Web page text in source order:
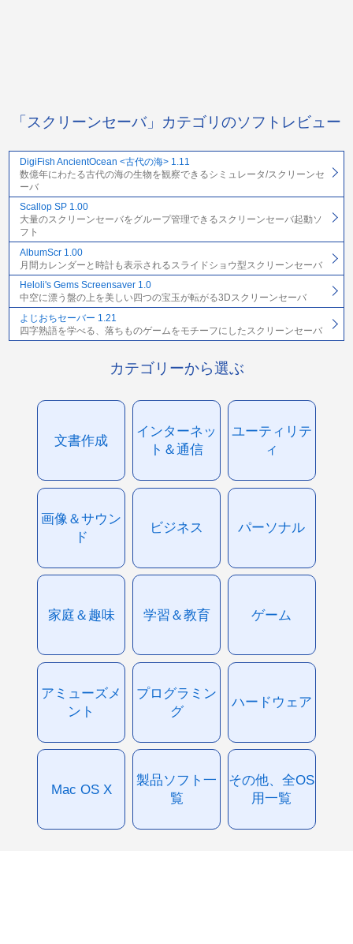
「スクリーンセーバ」カテゴリのソフトレビュー
DigiFish AncientOcean <古代の海> 1.11
数億年にわたる古代の海の生物を観察できるシミュレータ/スクリーンセ
ーバ
Scallop SP 1.00
大量のスクリーンセーバをグループ管理できるスクリーンセーバ起動ソ
フト
AlbumScr 1.00
月間カレンダーと時計も表示されるスライドショウ型スクリーンセーバ
Heloli's Gems Screensaver 1.0
中空に漂う盤の上を美しい四つの宝玉が転がる3Dスクリーンセーバ
よじおちセーバー 1.21
四字熟語を学べる、落ちものゲームをモチーフにしたスクリーンセーバ
カテゴリーから選ぶ
文書作成
インターネッ
ト＆通信
ユーティリテ
ィ
画像＆サウン
ド
ビジネス パーソナル
家庭＆趣味 学習＆教育 ゲーム
アミューズメ
ント
プログラミン
グ
ハードウェア
Mac OS X
製品ソフト一
覧
その他、全OS
用一覧